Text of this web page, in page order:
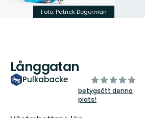
Foto: Patrick Degerman
Långgatan
Pulkabacke
av
5
stjärnor
betygsätt denna
plats!